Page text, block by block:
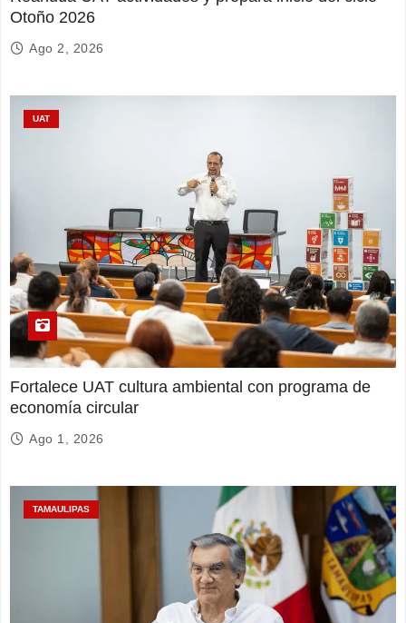
Otoño 2026
Ago 2, 2026
UAT
Fortalece UAT cultura ambiental con programa de
economía circular
Ago 1, 2026
TAMAULIPAS